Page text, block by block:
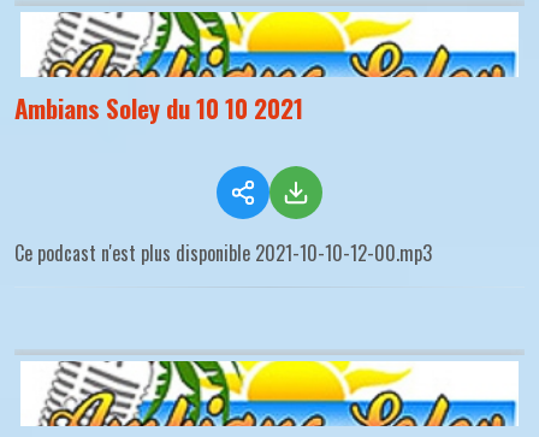
Ambians Soley du 10 10 2021
Ce podcast n'est plus disponible 2021-10-10-12-00.mp3